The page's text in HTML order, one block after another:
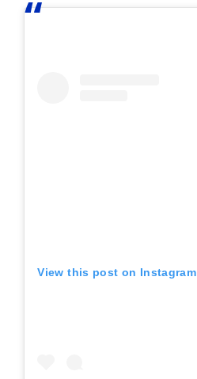
View this post on Instagram